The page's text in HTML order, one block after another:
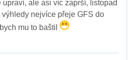
upraví, ale asi víc zaprší, listopad
výhledy nejvíce přeje GFS do
mu to baštil